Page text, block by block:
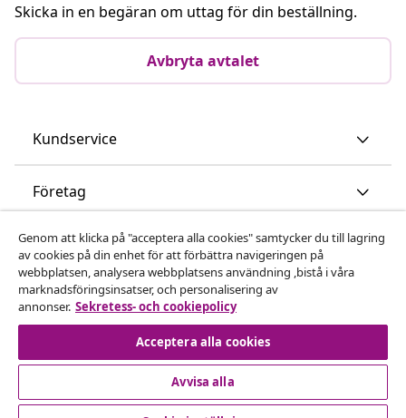
Skicka in en begäran om uttag för din beställning.
Avbryta avtalet
Kundservice
Företag
vidaXL
Upptäck mer
Genom att klicka på "acceptera alla cookies" samtycker du till lagring
av cookies på din enhet för att förbättra navigeringen på
webbplatsen, analysera webbplatsens användning ,bistå i våra
marknadsföringsinsatser, och personalisering av
annonser. Sekretess- och cookiepolicy
Acceptera alla cookies
Avvisa alla